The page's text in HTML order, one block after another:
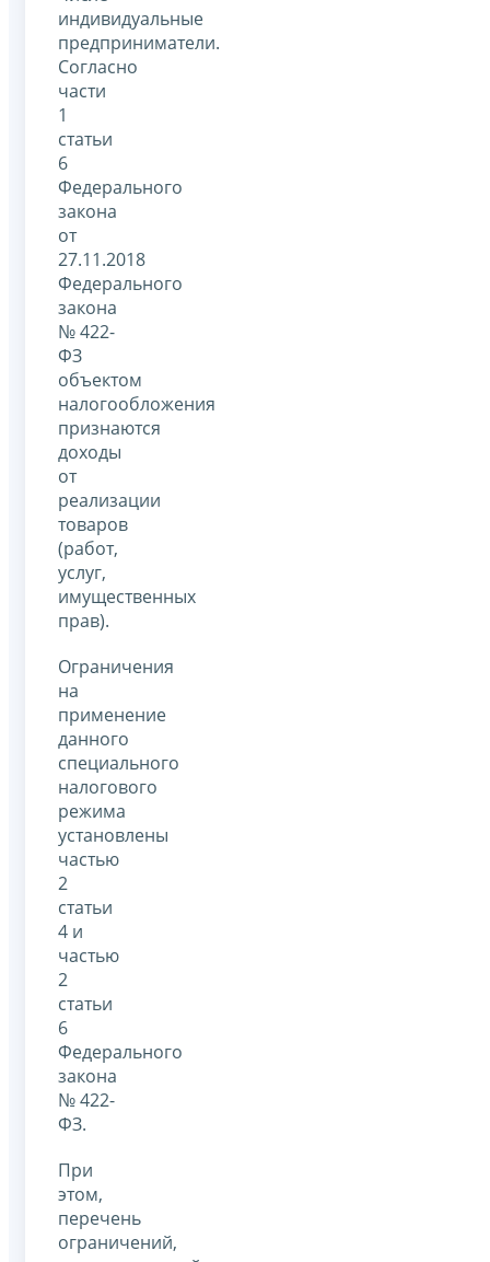
индивидуальные
предприниматели.
Согласно
части
1
статьи
6
Федерального
закона
от
27.11.2018
Федерального
закона
№ 422-
ФЗ
объектом
налогообложения
признаются
доходы
от
реализации
товаров
(работ,
услуг,
имущественных
прав).
Ограничения
на
применение
данного
специального
налогового
режима
установлены
частью
2
статьи
4 и
частью
2
статьи
6
Федерального
закона
№ 422-
ФЗ.
При
этом,
перечень
ограничений,